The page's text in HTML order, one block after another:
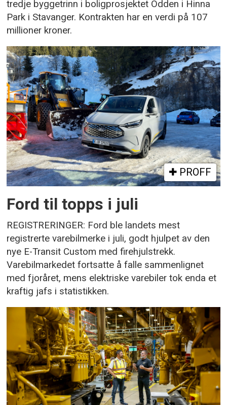
tredje byggetrinn i boligprosjektet Odden i Hinna
Park i Stavanger. Kontrakten har en verdi på 107
millioner kroner.
PROFF
Ford til topps i juli
REGISTRERINGER: Ford ble landets mest
registrerte varebilmerke i juli, godt hjulpet av den
nye E-Transit Custom med firehjulstrekk.
Varebilmarkedet fortsatte å falle sammenlignet
med fjoråret, mens elektriske varebiler tok enda et
kraftig jafs i statistikken.